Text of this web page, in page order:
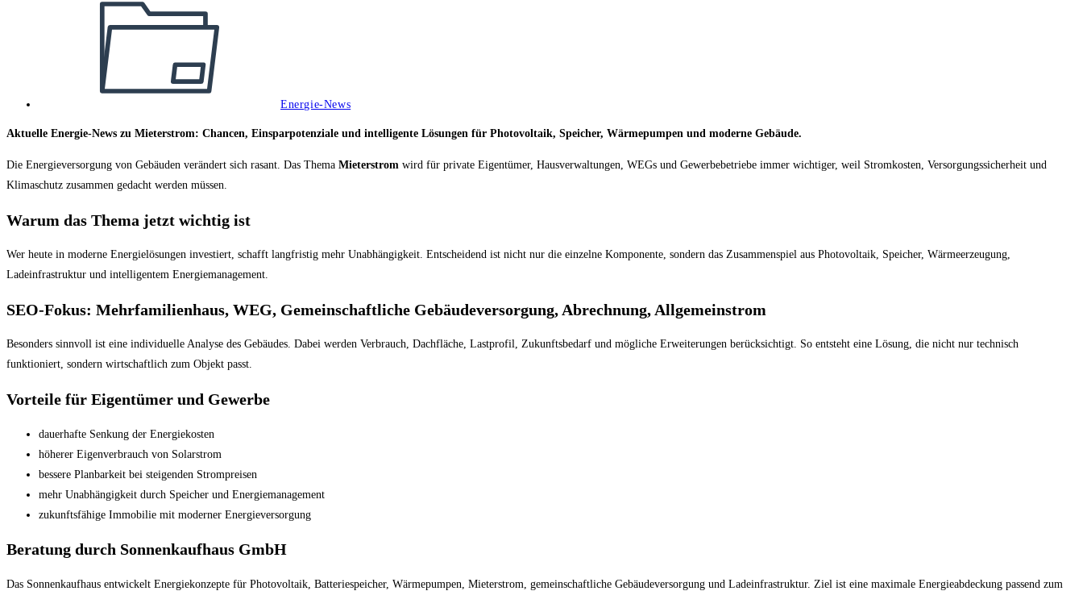
Energie-News
Aktuelle Energie-News zu Mieterstrom: Chancen, Einsparpotenziale und intelligente Lösungen für Photovoltaik, Speicher, Wärmepumpen und moderne Gebäude.
Die Energieversorgung von Gebäuden verändert sich rasant. Das Thema Mieterstrom wird für private Eigentümer, Hausverwaltungen, WEGs und Gewerbebetriebe immer wichtiger, weil Stromkosten, Versorgungssicherheit und
Klimaschutz zusammen gedacht werden müssen.
Warum das Thema jetzt wichtig ist
Wer heute in moderne Energielösungen investiert, schafft langfristig mehr Unabhängigkeit. Entscheidend ist nicht nur die einzelne Komponente, sondern das Zusammenspiel aus Photovoltaik, Speicher, Wärmeerzeugung,
Ladeinfrastruktur und intelligentem Energiemanagement.
SEO-Fokus: Mehrfamilienhaus, WEG, Gemeinschaftliche Gebäudeversorgung, Abrechnung, Allgemeinstrom
Besonders sinnvoll ist eine individuelle Analyse des Gebäudes. Dabei werden Verbrauch, Dachfläche, Lastprofil, Zukunftsbedarf und mögliche Erweiterungen berücksichtigt. So entsteht eine Lösung, die nicht nur technisch
funktioniert, sondern wirtschaftlich zum Objekt passt.
Vorteile für Eigentümer und Gewerbe
dauerhafte Senkung der Energiekosten
höherer Eigenverbrauch von Solarstrom
bessere Planbarkeit bei steigenden Strompreisen
mehr Unabhängigkeit durch Speicher und Energiemanagement
zukunftsfähige Immobilie mit moderner Energieversorgung
Beratung durch Sonnenkaufhaus GmbH
Das Sonnenkaufhaus entwickelt Energiekonzepte für Photovoltaik, Batteriespeicher, Wärmepumpen, Mieterstrom, gemeinschaftliche Gebäudeversorgung und Ladeinfrastruktur. Ziel ist eine maximale Energieabdeckung passend zum